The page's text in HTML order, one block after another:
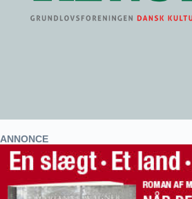
ANNONCE